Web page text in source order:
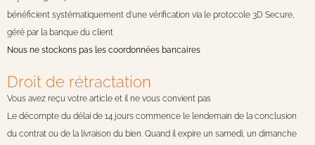
bénéficient systématiquement d’une vérification via le protocole 3D Secure,
géré par la banque du client
Nous ne stockons pas les coordonnées bancaires
Droit de rétractation
Vous avez reçu votre article et il ne vous convient pas
Le décompte du délai de 14 jours commence le lendemain de la conclusion
du contrat ou de la livraison du bien. Quand il expire un samedi, un dimanche